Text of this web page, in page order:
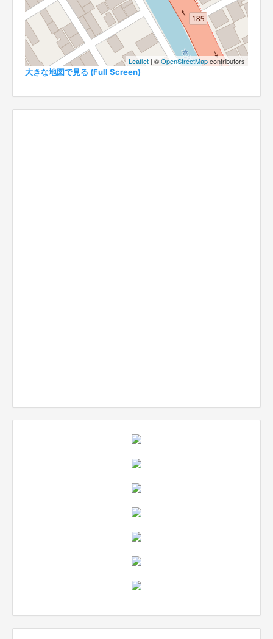
Leaflet | ©OpenStreetMapcontributors
大きな地図で見る (Full Screen)